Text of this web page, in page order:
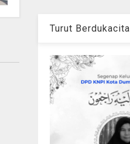
Turut Berdukacita